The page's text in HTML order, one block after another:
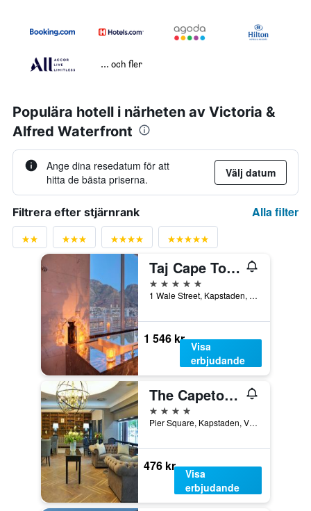
... och fler
Populära hotell i närheten av Victoria &
Alfred Waterfront
Ange dina resedatum för att
hitta de bästa priserna.
Välj datum
Filtrera efter stjärnrank Alla filter
Taj Cape Town
5 stjärnor
1 Wale Street, Kapstaden, Västra Kapprovinsen, Sydafrika
1 546 kr
Visa
erbjudande
The Capetonian - Halal
4 stjärnor
Pier Square, Kapstaden, Västra Kapprovinsen, Sydafrika
476 kr
Visa
erbjudande